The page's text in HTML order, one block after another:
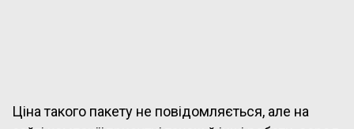
Ціна такого пакету не повідомляється, але на